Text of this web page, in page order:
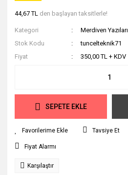
44,67 TL den başlayan taksitlerle!
Kategori
Merdiven Yazıları
Stok Kodu
tuncelteknik71
Fiyat
350,00 TL + KDV
SEPETE EKLE
Tavsiye Et
Fiyat Alarmı
Karşılaştır